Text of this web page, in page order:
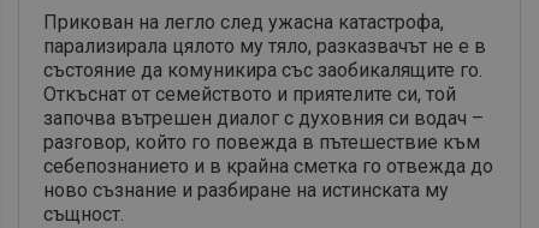
Прикован на легло след ужасна катастрофа,
парализирала цялото му тяло, разказвачът не е в
състояние да комуникира със заобикалящите го.
Откъснат от семейството и приятелите си, той
започва вътрешен диалог с духовния си водач –
разговор, който го повежда в пътешествие към
себепознанието и в крайна сметка го отвежда до
ново съзнание и разбиране на истинската му
същност.